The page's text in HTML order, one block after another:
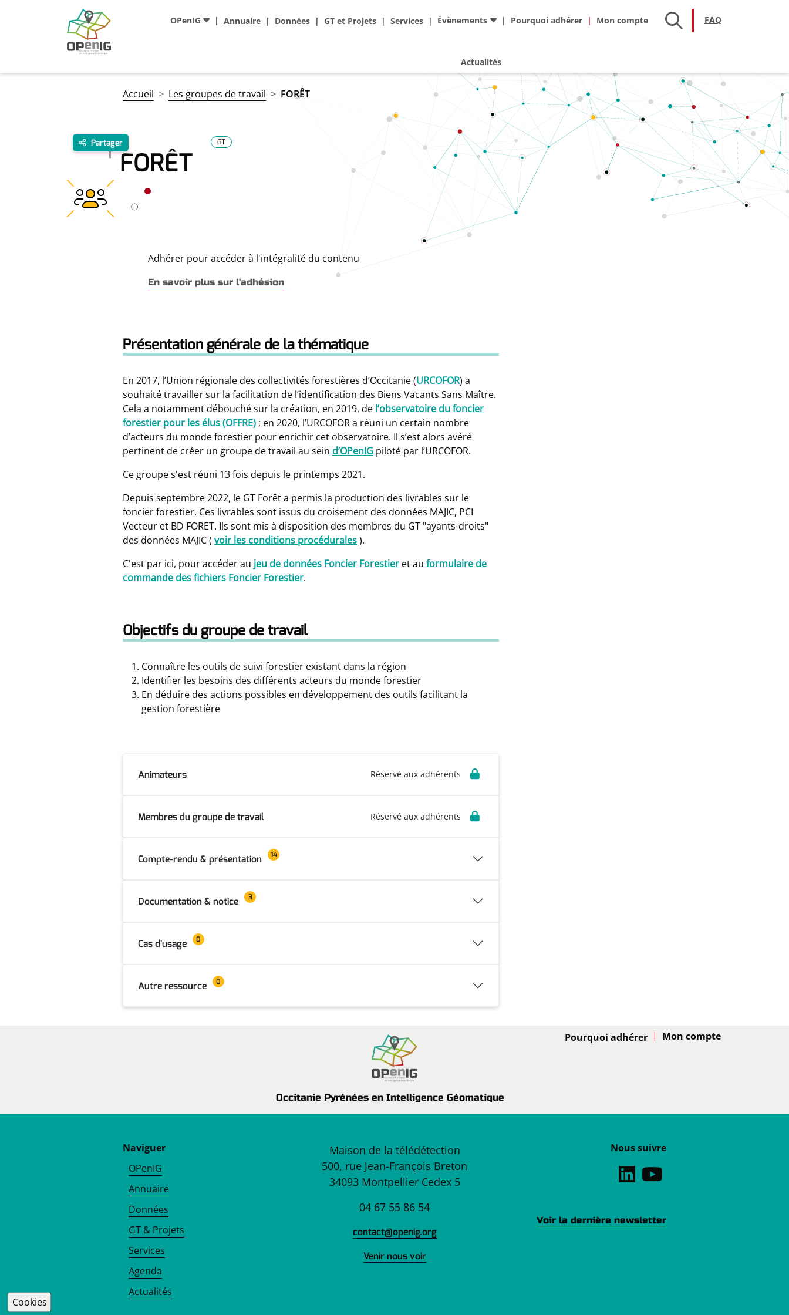
Aller au contenu principal
Navigation principale
OPenIG Annuaire Données GT et Projets Services Évènements
Actualités
Adhésion
Pourquoi adhérer FAQFAQ
Fil d'Ariane
Accueil Les groupes de travail FORÊT
FORÊT
GT
Adhérer pour accéder à l'intégralité du contenu
En savoir plus sur l'adhésion
Partager
Présentation générale de la thématique
En 2017, l’Union régionale des collectivités forestières d’Occitanie (URCOFOR) a
souhaité travailler sur la facilitation de l’identification des Biens Vacants Sans Maître.
Cela a notamment débouché sur la création, en 2019, de l’observatoire du foncier
forestier pour les élus (OFFRE) ; en 2020, l’URCOFOR a réuni un certain nombre
d’acteurs du monde forestier pour enrichir cet observatoire. Il s’est alors avéré
pertinent de créer un groupe de travail au sein d’OPenIG piloté par l’URCOFOR.
Ce groupe s'est réuni 13 fois depuis le printemps 2021.
Depuis septembre 2022, le GT Forêt a permis la production des livrables sur le
foncier forestier. Ces livrables sont issus du croisement des données MAJIC, PCI
Vecteur et BD FORET. Ils sont mis à disposition des membres du GT "ayants-droits"
des données MAJIC ( voir les conditions procédurales).
C'est par ici, pour accéder au jeu de données Foncier Forestier et au formulaire de
commande des fichiers Foncier Forestier.
Objectifs du groupe de travail
Connaître les outils de suivi forestier existant dans la région
Identifier les besoins des différents acteurs du monde forestier
En déduire des actions possibles en développement des outils facilitant la
gestion forestière
Animateurs Réservé aux adhérents
Membres du groupe de travail Réservé aux adhérents
Compte-rendu & présentation 14
Documentation & notice 3
Cas d'usage 0
Autre ressource 0
Occitanie Pyrénées en Intelligence Géomatique
Adhésion
Pourquoi adhérer
Naviguer
OPenIG
Annuaire
Données
GT & Projets
Services
Agenda
Actualités
Maison de la télédétection
500, rue Jean-François Breton
34093 Montpellier Cedex 5
04 67 55 86 54
contact@openig.org
Venir nous voir
Nous suivre
Voir la dernière newsletter
Cookies